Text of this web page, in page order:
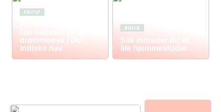
FRITID
Din ultimate guide til
drømmeøya i Det
indiske hav
BOLIG
Slik innreder du et
lite hjemmestudio